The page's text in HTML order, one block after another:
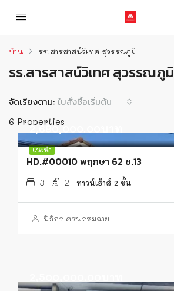
บ้าน รร.สารสาสน์วิเทศ สุวรรณภูมิ
รร.สารสาสน์วิเทศ สุวรรณภูมิ
6 Properties
จัดเรียงตาม: ใบสั่งซื้อเริ่มต้น
แนะนำ
2,690,000.00บาท
HD.#00010 พฤกษา 62 ซ.13
3 2 ทาวน์เฮ้าส์ 2 ชั้น
นิธิกร ศรพรหมฉาย